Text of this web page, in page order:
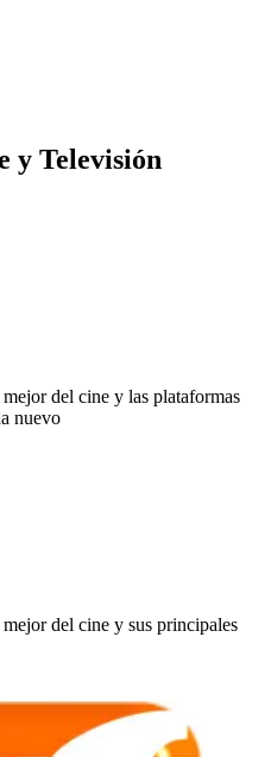
y Televisión
del cine y las plataformas
nuevo
del cine y sus principales